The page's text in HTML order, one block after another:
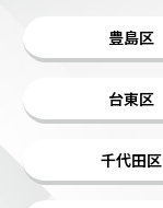
豊島区
台東区
千代田区